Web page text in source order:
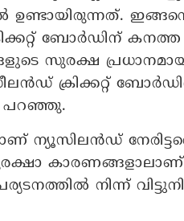
ഉണ്ടായിരുന്നത്.
ബോര്‍ഡിന് കനത്ത
സുരക്ഷ
ക്രിക്കറ്റ്
പറഞ്ഞു.
നിന്ന്